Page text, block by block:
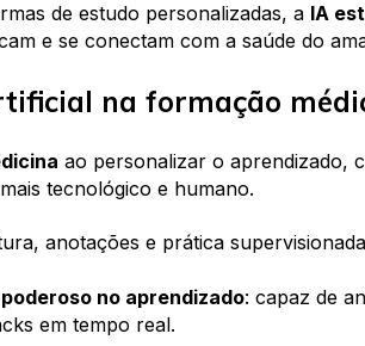
de estudo personalizadas, a IA
e se conectam com a saúde do
na formação
ao personalizar o aprendizado,
tecnológico e humano.
anotações e prática
no aprendizado: capaz de
em tempo real.